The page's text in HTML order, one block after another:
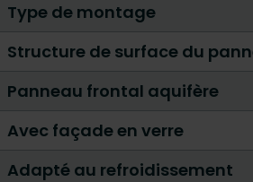
Type de montage
Structure de surface du
Panneau frontal aquifère
Avec façade en verre
Adapté au refroidissement